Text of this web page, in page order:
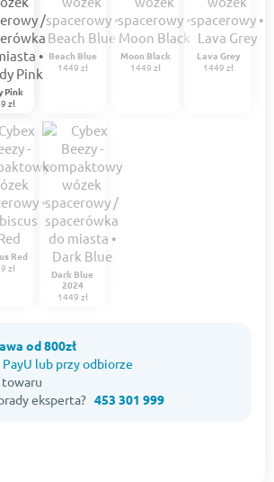
Beach Blue
1449 zł
Moon Black
1449 zł
Lava Grey
1449 zł
Red
zł
Dark Blue
2024
1449 zł
Pink
zł
od 800zł
lub przy odbiorze
eksperta? 453 301 999